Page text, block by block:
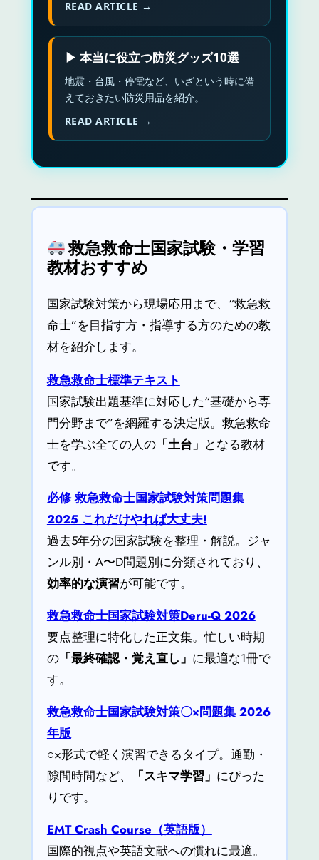
READ ARTICLE →
▶ 本当に役立つ防災グッズ10選
地震・台風・停電など、いざという時に備
えておきたい防災用品を紹介。
READ ARTICLE →
救急救命士国家試験・学習
教材おすすめ
国家試験対策から現場応用まで、“救急救
命士”を目指す方・指導する方のための教
材を紹介します。
救急救命士標準テキスト
国家試験出題基準に対応した“基礎から専
門分野まで”を網羅する決定版。救急救命
士を学ぶ全ての人の「土台」 となる教材
です。
必修 救急救命士国家試験対策問題集
2025 これだけやれば大丈夫!
過去5年分の国家試験を整理・解説。ジャ
ンル別・A〜D問題別に分類されており、
効率的な演習が可能です。
救急救命士国家試験対策Deru-Q 2026
要点整理に特化した正文集。忙しい時期
の「最終確認・覚え直し」 に最適な1冊で
す。
救急救命士国家試験対策〇×問題集 2026
年版
○×形式で軽く演習できるタイプ。通勤・
隙間時間など、
「スキマ学習」 にぴった
りです。
EMT Crash Course（英語版）
国際的視点や英語文献への慣れに最適。